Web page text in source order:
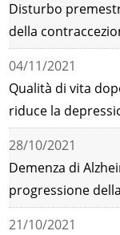
Disturbo
della
04/11/2021
Qualità di vita
riduce la
28/10/2021
Demenza di
progressione
21/10/2021